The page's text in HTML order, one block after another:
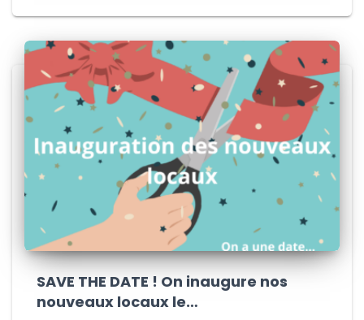
SAVE THE DATE ! On inaugure nos
nouveaux locaux le…